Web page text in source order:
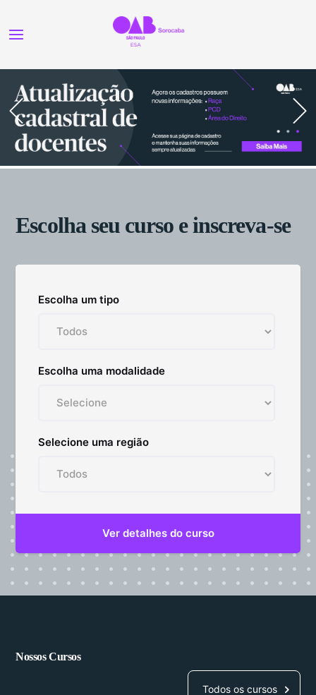
Escolha seu curso e inscreva-se
Escolha um tipo
Escolha uma modalidade
Selecione uma região
Nossos Cursos
Todos os cursos